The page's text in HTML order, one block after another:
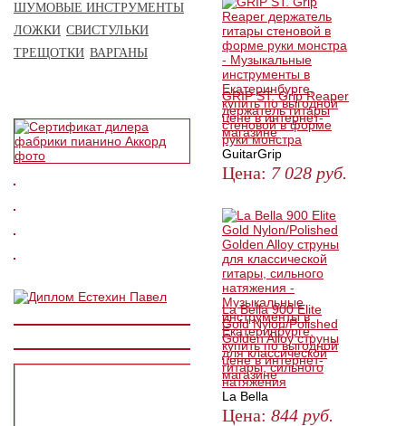
GRIP ST. Grip Reaper
держатель гитары
стеновой в форме
руки монстра
GuitarGrip
Цена: 7 028 руб.
La Bella 900 Elite
Gold Nylon/Polished
Golden Alloy струны
для классической
гитары, сильного
натяжения
La Bella
Цена: 844 руб.
ШУМОВЫЕ ИНСТРУМЕНТЫ
ЛОЖКИ СВИСТУЛЬКИ
ТРЕЩОТКИ ВАРГАНЫ